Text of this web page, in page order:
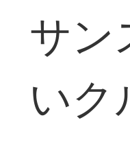
サン
いク